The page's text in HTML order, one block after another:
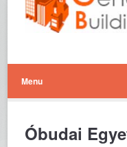
Menu
Óbudai